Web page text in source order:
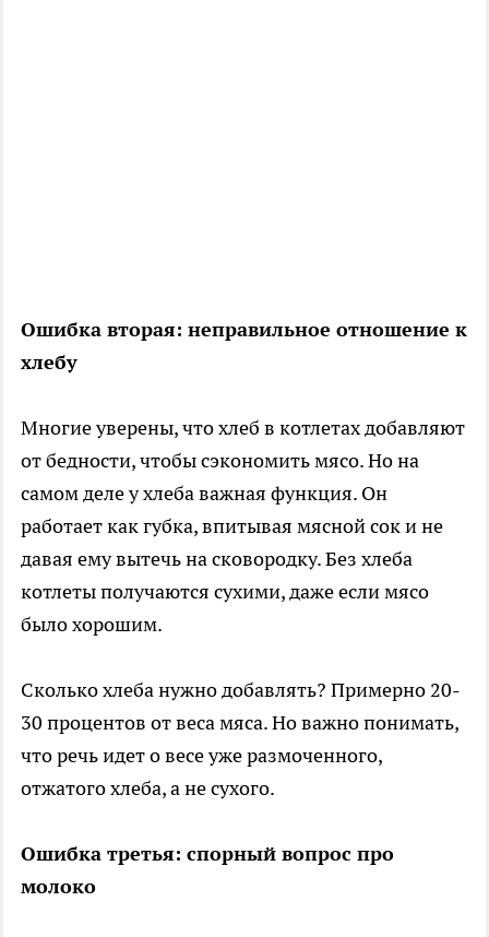
Ошибка вторая: неправильное отношение к
хлебу
Многие уверены, что хлеб в котлетах добавляют
от бедности, чтобы сэкономить мясо. Но на
самом деле у хлеба важная функция. Он
работает как губка, впитывая мясной сок и не
давая ему вытечь на сковородку. Без хлеба
котлеты получаются сухими, даже если мясо
было хорошим.
Сколько хлеба нужно добавлять? Примерно 20-
30 процентов от веса мяса. Но важно понимать,
что речь идет о весе уже размоченного,
отжатого хлеба, а не сухого.
Ошибка третья: спорный вопрос про
молоко